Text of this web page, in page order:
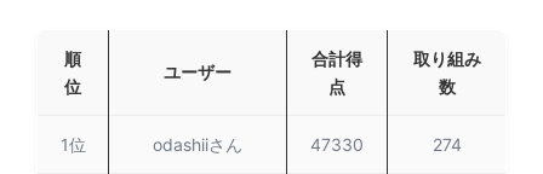
順
位
ユーザー
合計得
点
取り組み
数
1位 odashiiさん 47330 274